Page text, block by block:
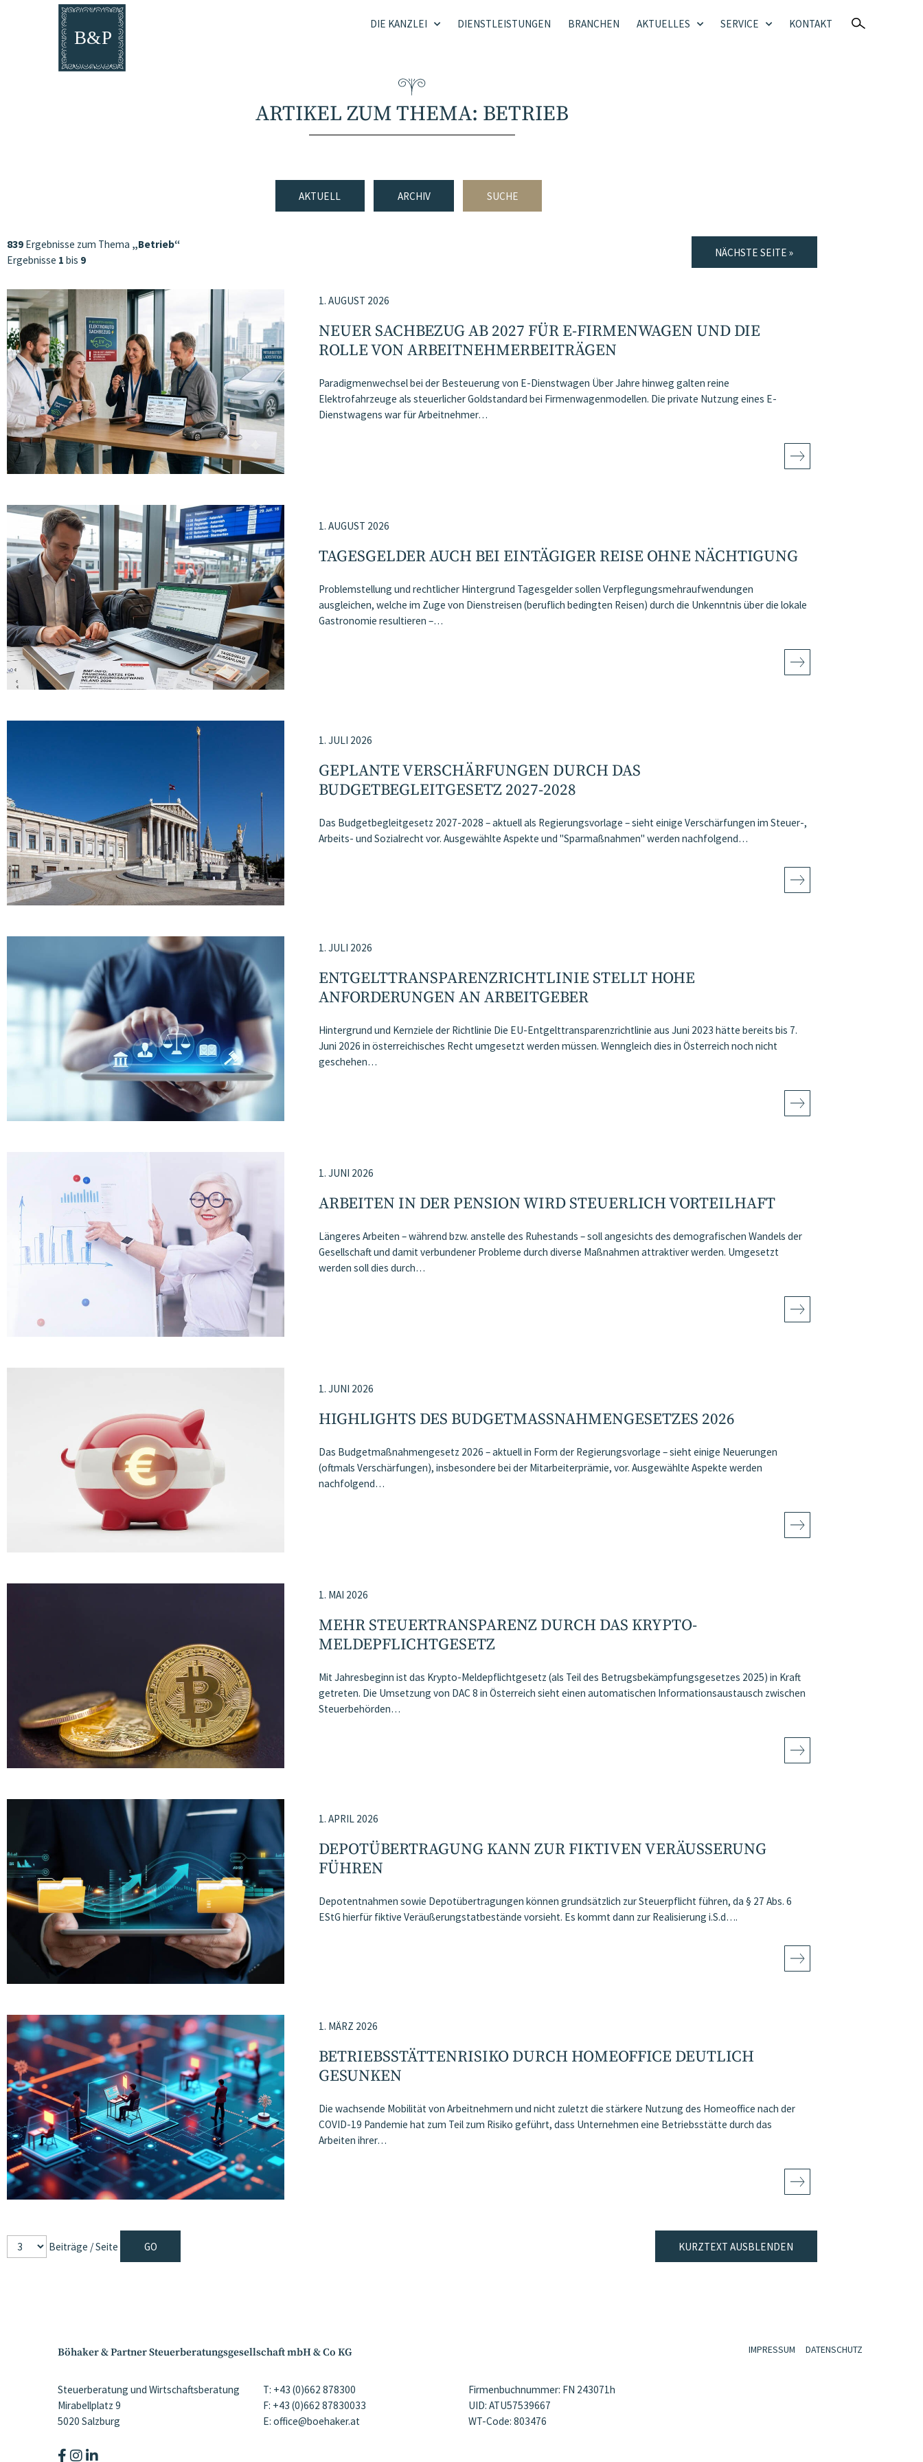
DIE KANZLEI DIENSTLEISTUNGEN BRANCHEN AKTUELLES SERVICE KONTAKT
ARTIKEL ZUM THEMA: BETRIEB
AKTUELL ARCHIV SUCHE
839 Ergebnisse zum Thema „Betrieb“
Ergebnisse 1 bis 9
NÄCHSTE SEITE »
1. AUGUST 2026
NEUER SACHBEZUG AB 2027 FÜR E-FIRMENWAGEN UND DIE
ROLLE VON ARBEITNEHMER​­BEITRÄGEN
Paradigmenwechsel bei der Besteuerung von E-Dienstwagen Über Jahre hinweg galten reine
Elektrofahrzeuge als steuerlicher Goldstandard bei Firmenwagenmodellen. Die private Nutzung eines E-
Dienstwagens war für Arbeitnehmer…
1. AUGUST 2026
TAGESGELDER AUCH BEI EINTÄGIGER REISE OHNE NÄCHTIGUNG
Problemstellung und rechtlicher Hintergrund Tagesgelder sollen Verpflegungsmehraufwendungen
ausgleichen, welche im Zuge von Dienstreisen (beruflich bedingten Reisen) durch die Unkenntnis über die lokale
Gastronomie resultieren –…
1. JULI 2026
GEPLANTE VERSCHÄRFUNGEN DURCH DAS
BUDGETBEGLEITGESETZ 2027-2028
Das Budgetbegleitgesetz 2027-2028 – aktuell als Regierungsvorlage – sieht einige Verschärfungen im Steuer-,
Arbeits- und Sozialrecht vor. Ausgewählte Aspekte und "Sparmaßnahmen" werden nachfolgend…
1. JULI 2026
ENTGELTTRANSPARENZ​­RICHTLINIE STELLT HOHE
ANFORDERUNGEN AN ARBEITGEBER
Hintergrund und Kernziele der Richtlinie Die EU-Entgelttransparenzrichtlinie aus Juni 2023 hätte bereits bis 7.
Juni 2026 in österreichisches Recht umgesetzt werden müssen. Wenngleich dies in Österreich noch nicht
geschehen…
1. JUNI 2026
ARBEITEN IN DER PENSION WIRD STEUERLICH VORTEILHAFT
Längeres Arbeiten – während bzw. anstelle des Ruhestands – soll angesichts des demografischen Wandels der
Gesellschaft und damit verbundener Probleme durch diverse Maßnahmen attraktiver werden. Umgesetzt
werden soll dies durch…
1. JUNI 2026
HIGHLIGHTS DES BUDGETMASSNAHMEN​­GESETZES 2026
Das Budgetmaßnahmengesetz 2026 – aktuell in Form der Regierungsvorlage – sieht einige Neuerungen
(oftmals Verschärfungen), insbesondere bei der Mitarbeiterprämie, vor. Ausgewählte Aspekte werden
nachfolgend…
1. MAI 2026
MEHR STEUERTRANSPARENZ DURCH DAS KRYPTO-
MELDEPFLICHTGESETZ
Mit Jahresbeginn ist das Krypto-Meldepflichtgesetz (als Teil des Betrugsbekämpfungsgesetzes 2025) in Kraft
getreten. Die Umsetzung von DAC 8 in Österreich sieht einen automatischen Informationsaustausch zwischen
Steuerbehörden…
1. APRIL 2026
DEPOTÜBERTRAGUNG KANN ZUR FIKTIVEN VERÄUSSERUNG F
ÜHREN
Depotentnahmen sowie Depotübertragungen können grundsätzlich zur Steuerpflicht führen, da § 27 Abs. 6
EStG hierfür fiktive Veräußerungstatbestände vorsieht. Es kommt dann zur Realisierung i.S.d….
1. MÄRZ 2026
BETRIEBSSTÄTTENRISIKO DURCH HOMEOFFICE DEUTLICH
GESUNKEN
Die wachsende Mobilität von Arbeitnehmern und nicht zuletzt die stärkere Nutzung des Homeoffice nach der
COVID-19 Pandemie hat zum Teil zum Risiko geführt, dass Unternehmen eine Betriebsstätte durch das
Arbeiten ihrer…
Beiträge / Seite KURZTEXT AUSBLENDEN
Böhaker & Partner Steuerberatungsgesellschaft mbH & Co KG
Steuerberatung und Wirtschaftsberatung
Mirabellplatz 9
5020 Salzburg
T: +43 (0)662 878300
F: +43 (0)662 87830033
E: office@boehaker.at
Firmenbuchnummer: FN 243071h
UID: ATU57539667
WT-Code: 803476
IMPRESSUM DATENSCHUTZ